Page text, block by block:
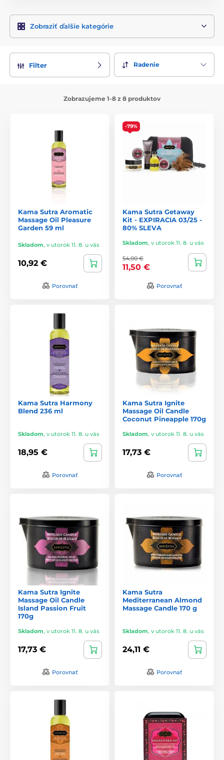
gélov a ďalších erotických pomôcok. Všetky produkty sú
navrhnuté s ohľadom na moderné trendy a ergonomický
tvar, čo zabezpečuje skvelý vzhľad a výborný výkon.
maximálnemu komfortu a funkčnosti.
Značka Kamasutra tiež ponúka exkluzívne kolekcie
produkt je navrhnutý tak, aby poskytoval jedinečný a
S Kamasutra si môžete byť istí, že získate produkty, ktoré
kombinujú inováciu, kvalitu a estetiku, aby poskytli
jedinečné a nezabudnuteľné intímne zážitky.
Zobraziť ďalšie kategórie
Filter Radenie
Zobrazujeme 1-8 z 8 produktov
Kama Sutra Aromatic
Massage Oil Pleasure
Garden 59 ml
Skladom, v utorok 11. 8. u vás
10,92 €
Porovnať
-79%
Kama Sutra Getaway
Kit - EXPIRACIA 03/25 -
80% SLEVA
Skladom, v utorok 11. 8. u vás
54,00 €
11,50 €
Porovnať
Kama Sutra Harmony
Blend 236 ml
Skladom, v utorok 11. 8. u vás
18,95 €
Porovnať
Kama Sutra Ignite
Massage Oil Candle
Coconut Pineapple 170g
Skladom, v utorok 11. 8. u vás
17,73 €
Porovnať
Kama Sutra Ignite
Massage Oil Candle
Island Passion Fruit
170g
Skladom, v utorok 11. 8. u vás
17,73 €
Porovnať
Kama Sutra
Mediterranean Almond
Massage Candle 170 g
Skladom, v utorok 11. 8. u vás
24,11 €
Porovnať